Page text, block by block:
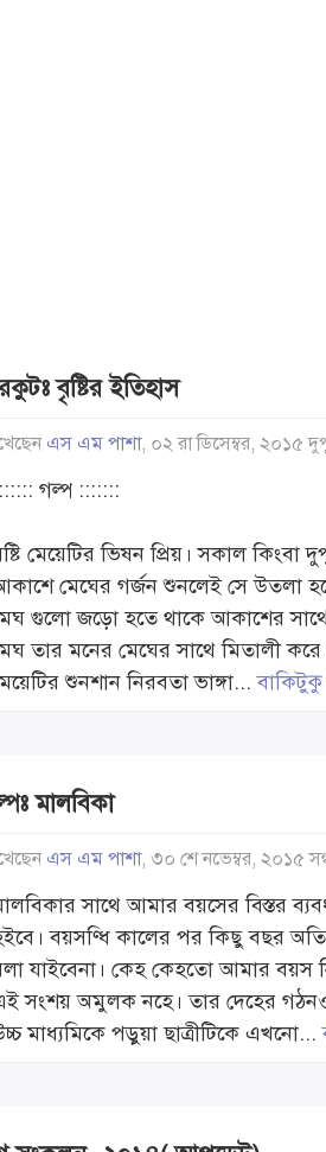
বৃষ্টির ইতিহাস
এস এম পাশা, ০২ রা ডিসেম্বর, ২০১৫
গল্প :::::::
মেয়েটির ভিষন প্রিয়। সকাল কিংবা
মেঘের গর্জন শুনলেই সে উতলা
গুলো জড়ো হতে থাকে আকাশের
তার মনের মেঘের সাথে মিতালী
শুনশান নিরবতা ভাঙ্গা...
মালবিকা
এস এম পাশা, ৩০ শে নভেম্বর, ২০১৫
সাথে আমার বয়সের বিস্তর
বয়সণ্ধি কালের পর কিছু বছর
যাইবেনা। কেহ কেহতো আমার বয়স
সংশয় অমুলক নহে। তার দেহের গঠনও
মাধ্যমিকে পড়ুয়া ছাত্রীটিকে এখনো...